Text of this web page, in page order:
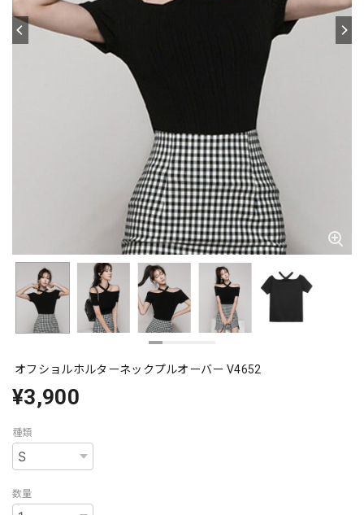
オフショルホルターネックプルオーバー V4652
¥3,900
種類
数量